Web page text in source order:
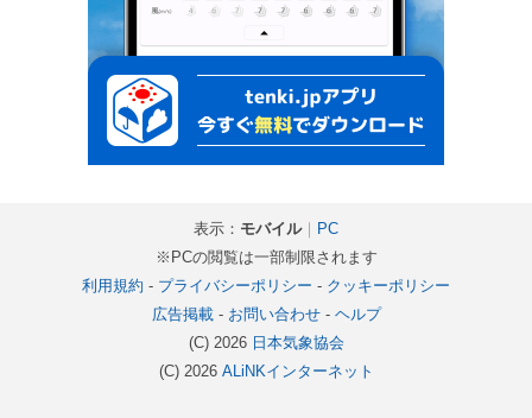
表示： モバイル｜ PC
※PCの閲覧は一部制限されます
利用規約 - プライバシーポリシー - クッキーポリシー
広告掲載- お問い合わせ- ヘルプ
(C) 2026 日本気象協会
(C) 2026 ALiNKインターネット